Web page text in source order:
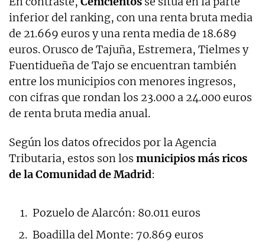
inferior del ranking, con una renta bruta media
de 21.669 euros y una renta media de 18.689
euros. Orusco de Tajuña, Estremera, Tielmes y
Fuentidueña de Tajo se encuentran también
entre los municipios con menores ingresos,
con cifras que rondan los 23.000 a 24.000 euros
de renta bruta media anual.
Según los datos ofrecidos por la Agencia
Tributaria, estos son los municipios más ricos
de la Comunidad de Madrid:
Pozuelo de Alarcón: 80.011 euros
Boadilla del Monte: 70.869 euros